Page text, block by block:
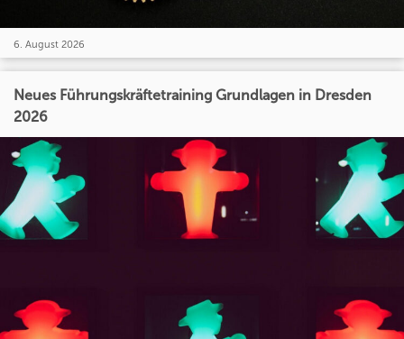
6. August 2026
Neues Führungskräftetraining Grundlagen in Dresden
2026